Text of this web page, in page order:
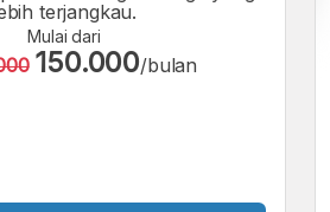
A A
terjangkau.
Mulai dari
150.000/bulan